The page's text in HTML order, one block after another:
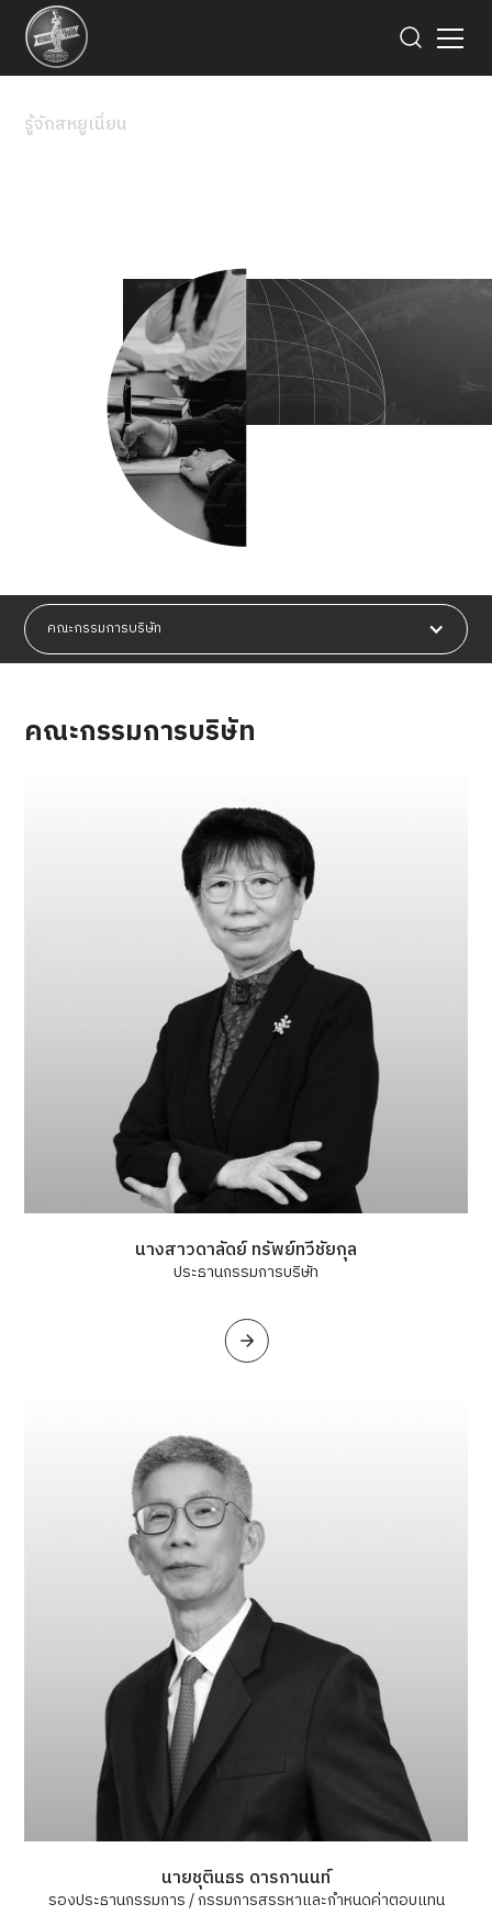
รู้จักสหยูเนี่ยน
คณะกรรมการบริษัท
คณะกรรมการบริษัท
นางสาวดาลัดย์ ทรัพย์ทวีชัยกุล
ประธานกรรมการบริษัท
นายชุตินธร ดารกานนท์
รองประธานกรรมการ / กรรมการสรรหาและกำหนดค่าตอบแทน